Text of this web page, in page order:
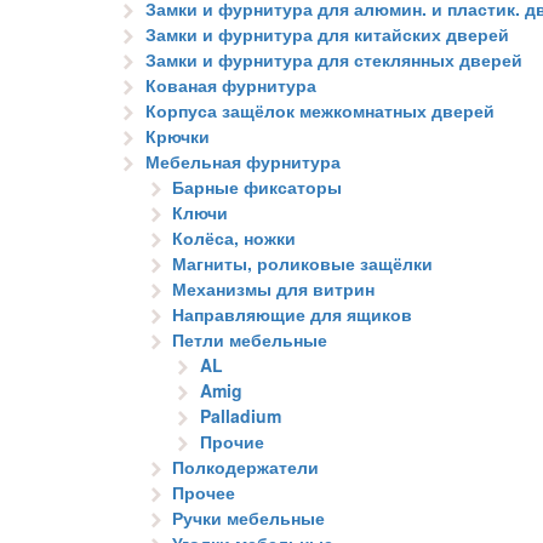
Замки и фурнитура для алюмин. и пластик.
Замки и фурнитура для китайских дверей
Замки и фурнитура для стеклянных дверей
Кованая фурнитура
Корпуса защёлок межкомнатных дверей
Крючки
Мебельная фурнитура
Барные фиксаторы
Ключи
Колёса, ножки
Магниты, роликовые защёлки
Механизмы для витрин
Направляющие для ящиков
Петли мебельные
AL
Amig
Palladium
Прочие
Полкодержатели
Прочее
Ручки мебельные